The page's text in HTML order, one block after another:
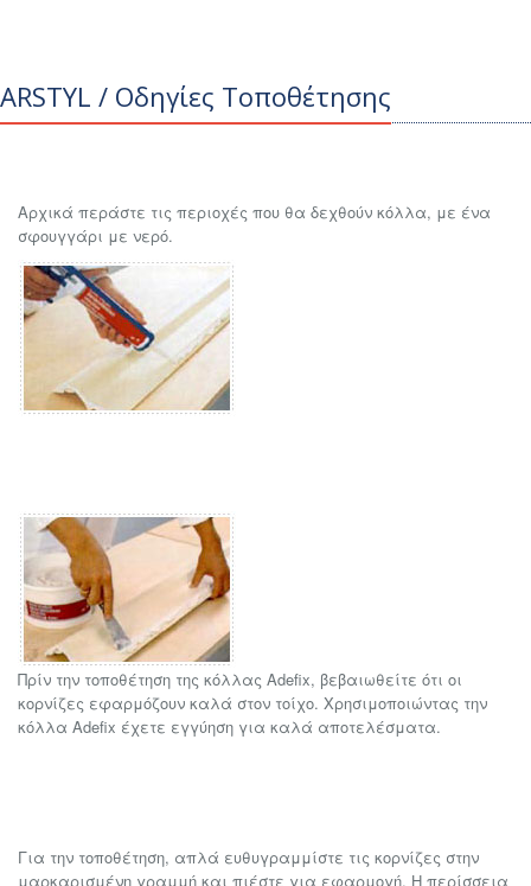
ARSTYL / Οδηγίες Τοποθέτησης
Αρχικά περάστε τις περιοχές που θα δεχθούν κόλλα, με ένα
σφουγγάρι με νερό.
Πρίν την τοποθέτηση της κόλλας Adefix, βεβαιωθείτε ότι οι
κορνίζες εφαρμόζουν καλά στον τοίχο. Χρησιμοποιώντας την
κόλλα Adefix έχετε εγγύηση για καλά αποτελέσματα.
Για την τοποθέτηση, απλά ευθυγραμμίστε τις κορνίζες στην
μαρκαρισμένη γραμμή και πιέστε για εφαρμογή. Η περίσσεια